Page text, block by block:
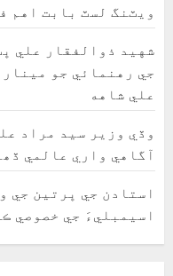
ويٽنگ لسٽ بابت اهم
شهيد ذوالفقار علي
جي رهنمائي جو
علي شاهه
وڏي وزير سيد مراد
آگاهي واري عالمي
استادن جي ڀرتين جي
اسيمبليءَ جي خصوصي